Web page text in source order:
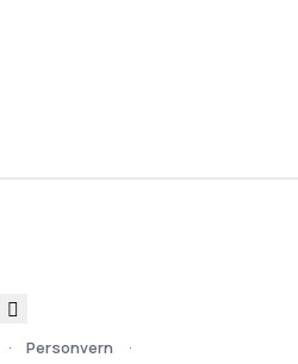
Personvern